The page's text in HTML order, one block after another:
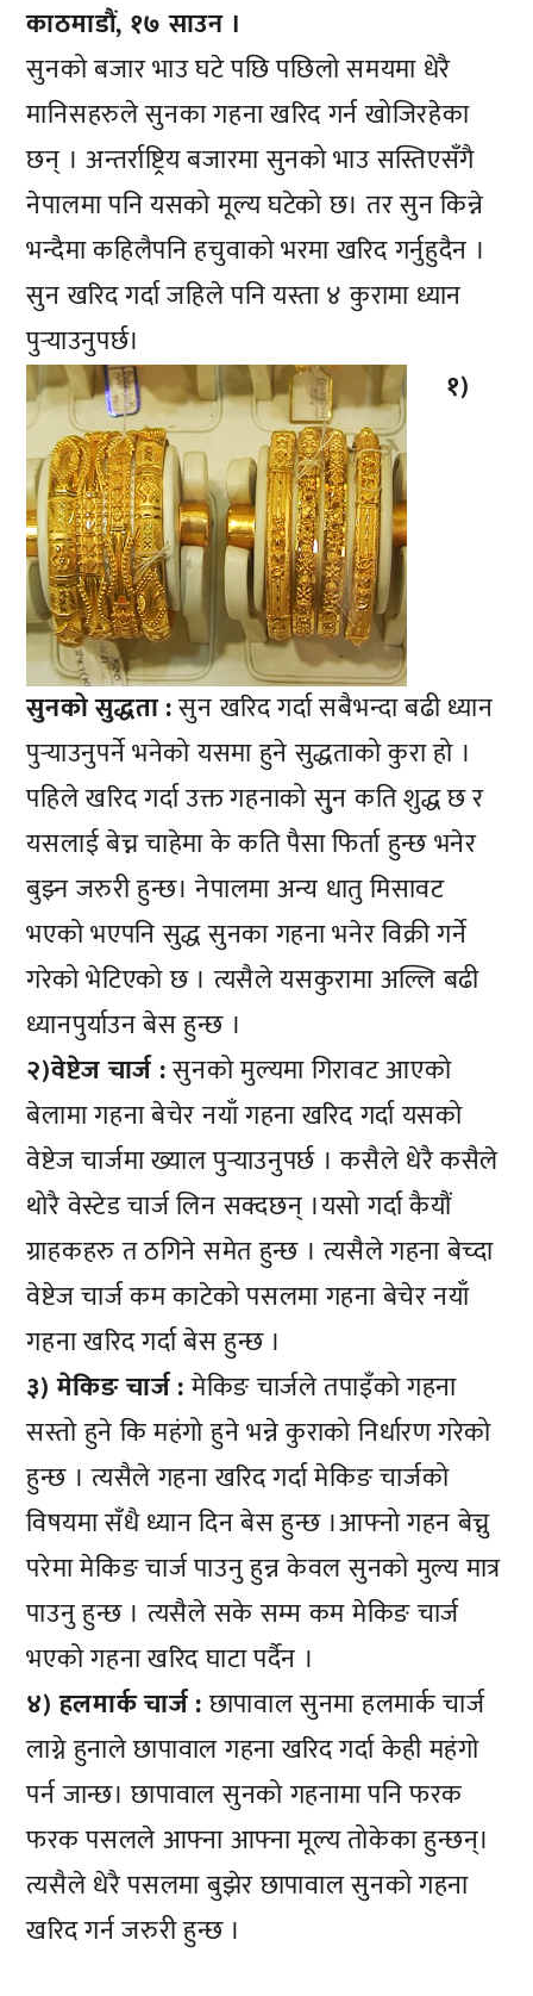
काठमाडौं, १७ साउन ।
सुनको बजार भाउ घटे पछि पछिलो समयमा धेरै
मानिसहरुले सुनका गहना खरिद गर्न खोजिरहेका
छन् । अन्तर्राष्ट्रिय बजारमा सुनको भाउ सस्तिएसँगै
नेपालमा पनि यसको मूल्य घटेको छ। तर सुन किन्ने
भन्दैमा कहिलैपनि हचुवाको भरमा खरिद गर्नुहुदैन ।
सुन खरिद गर्दा जहिले पनि यस्ता ४ कुरामा ध्यान
पुर्‍याउनुपर्छ।
१)
सुनको सुद्धता :सुन खरिद गर्दा सबैभन्दा बढी ध्यान
पुर्‍याउनुपर्ने भनेको यसमा हुने सुद्धताको कुरा हो ।
पहिले खरिद गर्दा उक्त गहनाको सु्न कति शुद्ध छ र
यसलाई बेच्न चाहेमा के कति पैसा फिर्ता हुन्छ भनेर
बुझ्न जरुरी हुन्छ। नेपालमा अन्य धातु मिसावट
भएको भएपनि सुद्ध सुनका गहना भनेर विक्री गर्ने
गरेको भेटिएको छ । त्यसैले यसकुरामा अल्लि बढी
ध्यानपुर्याउन बेस हुन्छ ।
२)वेष्टेज चार्ज :सुनको मुल्यमा गिरावट आएको
बेलामा गहना बेचेर नयाँ गहना खरिद गर्दा यसको
वेष्टेज चार्जमा ख्याल पुर्‍याउनुपर्छ । कसैले धेरै कसैले
थोरै वेस्टेड चार्ज लिन सक्दछन् ।यसो गर्दा कैयौं
ग्राहकहरु त ठगिने समेत हुन्छ । त्यसैले गहना बेच्दा
वेष्टेज चार्ज कम काटेको पसलमा गहना बेचेर नयाँ
गहना खरिद गर्दा बेस हुन्छ ।
३) मेकिङ चार्ज :मेकिङ चार्जले तपाइँको गहना
सस्तो हुने कि महंगो हुने भन्ने कुराको निर्धारण गरेको
हुन्छ । त्यसैले गहना खरिद गर्दा मेकिङ चार्जको
विषयमा सँधै ध्यान दिन बेस हुन्छ ।आफ्नो गहन बेच्नु
परेमा मेकिङ चार्ज पाउनु हुन्न केवल सुनको मुल्य मात्र
पाउनु हुन्छ । त्यसैले सके सम्म कम मेकिङ चार्ज
भएको गहना खरिद घाटा पर्दैन ।
४) हलमार्क चार्ज :छापावाल सुनमा हलमार्क चार्ज
लाग्ने हुनाले छापावाल गहना खरिद गर्दा केही महंगो
पर्न जान्छ। छापावाल सुनको गहनामा पनि फरक
फरक पसलले आफ्ना आफ्ना मूल्य तोकेका हुन्छन्।
त्यसैले धेरै पसलमा बुझेर छापावाल सुनको गहना
खरिद गर्न जरुरी हुन्छ ।